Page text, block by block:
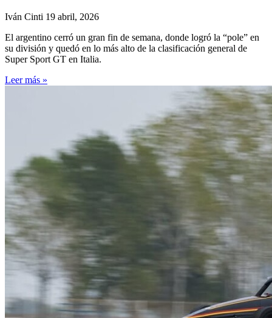
Iván Cinti 19 abril, 2026
El argentino cerró un gran fin de semana, donde logró la “pole” en
su división y quedó en lo más alto de la clasificación general de
Super Sport GT en Italia.
Leer más »